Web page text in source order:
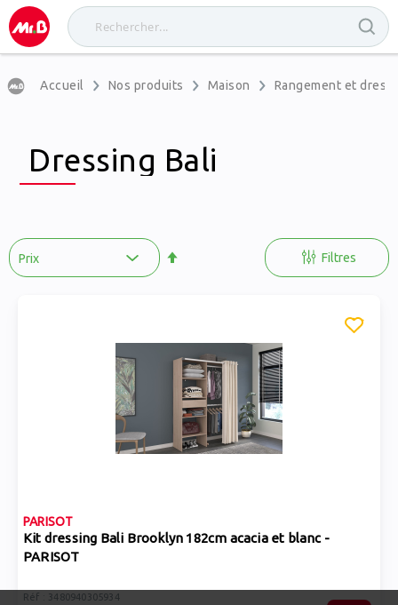
Accueil Nos produits Maison Rangement et
Dressing Bali
Filtres
PARISOT
Kit dressing Bali Brooklyn 182cm acacia et blanc -
PARISOT
Réf : 3480940305934